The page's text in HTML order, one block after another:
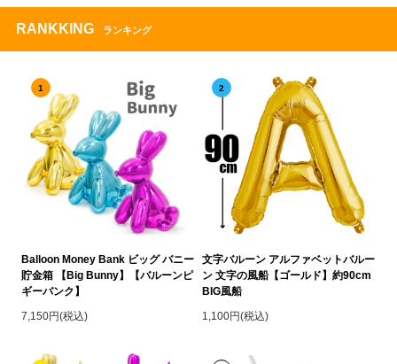
RANKKING ランキング
1
Balloon Money Bank ビッグ バニー
貯金箱 【Big Bunny】【バルーンピ
ギーバンク】
7,150円(税込)
2
文字バルーン アルファベットバルー
ン 文字の風船【ゴールド】約90cm
BIG風船
1,100円(税込)